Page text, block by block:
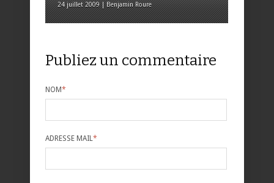
24 juillet 2009 | Benjamin Roure
Publiez un commentaire
NOM*
ADRESSE MAIL*